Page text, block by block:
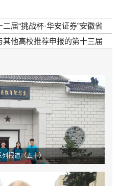
届“挑战杯·华安证券”安徽省
示
2026-05-09 10:30:02
其他高校推荐申报的第十三届
创业计划竞赛参赛作品的公
报道（五十）